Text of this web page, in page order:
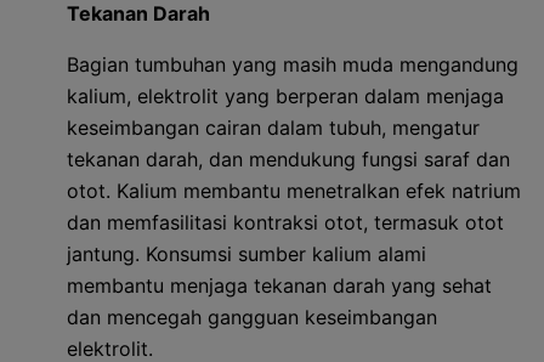
Tekanan Darah
Bagian tumbuhan yang masih muda mengandung
kalium, elektrolit yang berperan dalam menjaga
keseimbangan cairan dalam tubuh, mengatur
tekanan darah, dan mendukung fungsi saraf dan
otot. Kalium membantu menetralkan efek natrium
dan memfasilitasi kontraksi otot, termasuk otot
jantung. Konsumsi sumber kalium alami
membantu menjaga tekanan darah yang sehat
dan mencegah gangguan keseimbangan
elektrolit.